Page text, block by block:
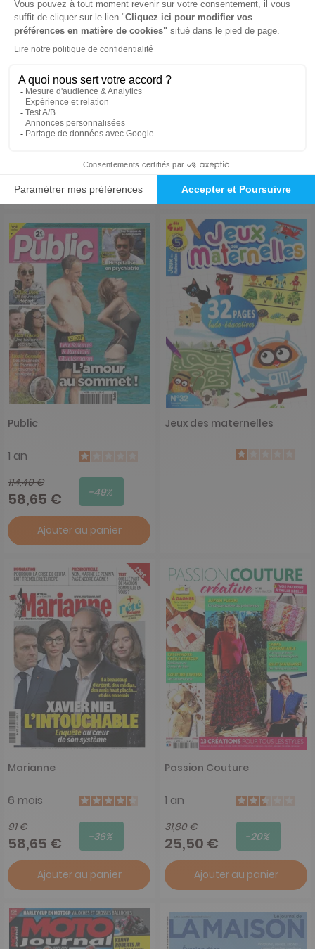
Vélo Magazine
1 an
68,90 €
Ajouter au panier
Vogue France
Ajouter au panier
Public
1 an
114,40 €
58,65 € -49%
Ajouter au panier
Jeux des maternelles
Marianne
6 mois
91 €
58,65 € -36%
Ajouter au panier
Passion Couture
1 an
31,80 €
25,50 € -20%
Ajouter au panier